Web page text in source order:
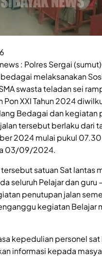
: Polres Sergai
melaksanakan
swasta teladan sei
Pon XXI Tahun 2024
Bedagai dan kegiatan
tersebut berlaku dari
2024 mulai pukul
03/09/2024.
satuan Sat lantas
seluruh Pelajar dan guru
penutupan jalan
kegiatan Belajar
kepedulian personel sat
informasi kepada